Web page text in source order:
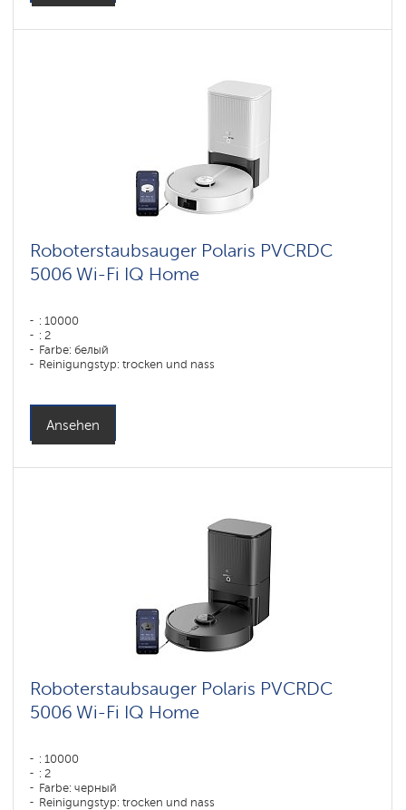
Roboterstaubsauger Polaris PVCRDC
5006 Wi-Fi IQ Home
: 10000
: 2
Farbe: белый
Reinigungstyp: trocken und nass
Ansehen
Roboterstaubsauger Polaris PVCRDC
5006 Wi-Fi IQ Home
: 10000
: 2
Farbe: черный
Reinigungstyp: trocken und nass